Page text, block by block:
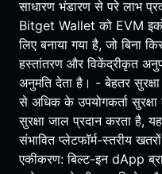
साधारण भंडारण से परे लाभ
Bitget Wallet को EVM
लिए बनाया गया है, जो बिना
हस्तांतरण और विकेंद्रीकृत
अनुमति देता है। - बेहतर
से अधिक के उपयोगकर्ता
सुरक्षा जाल प्रदान करता है,
संभावित प्लेटफॉर्म-स्तरीय
एकीकरण: बिल्ट-इन dApp